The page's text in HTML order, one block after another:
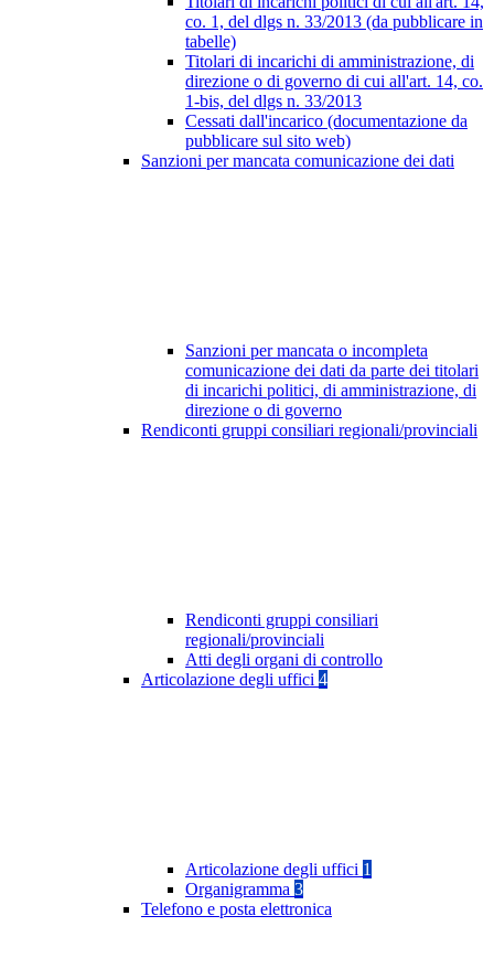
co. 1, del dlgs n. 33/2013 (da pubblicare in
tabelle)
Titolari di incarichi di amministrazione, di
direzione o di governo di cui all'art. 14, co.
1-bis, del dlgs n. 33/2013
Cessati dall'incarico (documentazione da
pubblicare sul sito web)
Sanzioni per mancata comunicazione dei dati
Sanzioni per mancata o incompleta
comunicazione dei dati da parte dei titolari
di incarichi politici, di amministrazione, di
direzione o di governo
Rendiconti gruppi consiliari regionali/provinciali
Rendiconti gruppi consiliari
regionali/provinciali
Atti degli organi di controllo
Articolazione degli uffici 4
Articolazione degli uffici 1
Organigramma 3
Telefono e posta elettronica